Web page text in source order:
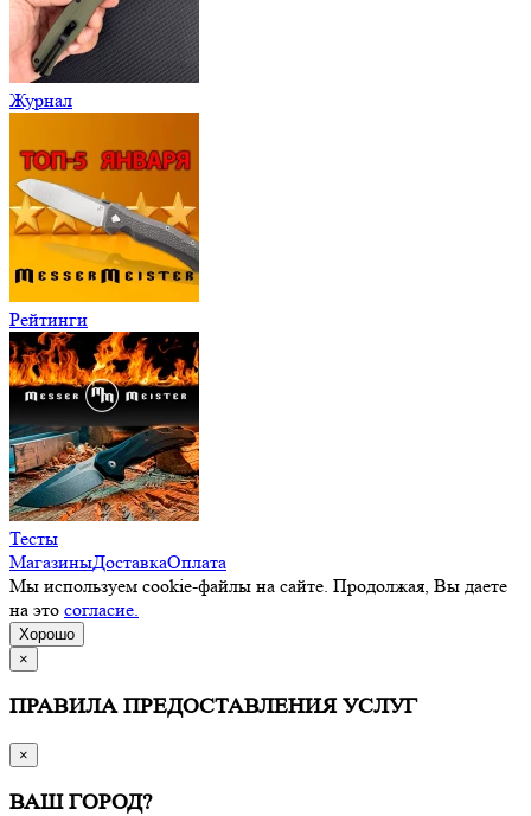
Журнал
Рейтинги
Тесты
МагазиныДоставкаОплата
Мы используем cookie-файлы на сайте. Продолжая, Вы даете
на это согласие.
Хорошо
×
ПРАВИЛА ПРЕДОСТАВЛЕНИЯ УСЛУГ
×
ВАШ ГОРОД?